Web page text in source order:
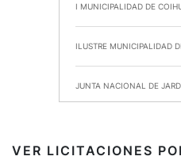
I MUNICIPALIDAD DE
ILUSTRE MUNICIPALIDAD
JUNTA NACIONAL DE
VER LICITACIONES